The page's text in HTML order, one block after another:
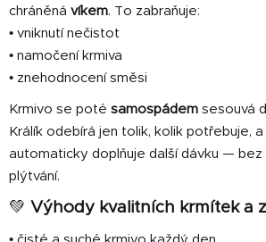
chráněná víkem. To zabraňuje:
• vniknutí nečistot
• namočení krmiva
• znehodnocení směsi
Krmivo se poté samospádem sesouvá
Králík odebírá jen tolik, kolik potřebuje,
automaticky doplňuje další dávku — bez
plýtvání.
💚 Výhody kvalitních krmítek a